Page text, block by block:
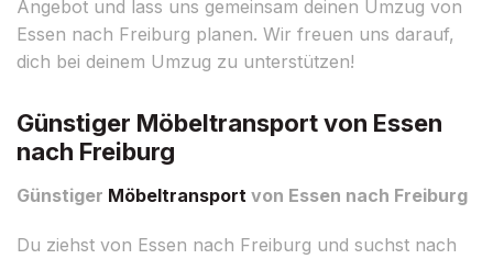
Angebot und lass uns gemeinsam deinen Umzug von
Essen nach Freiburg planen. Wir freuen uns darauf,
dich bei deinem Umzug zu unterstützen!
Günstiger Möbeltransport von Essen
nach Freiburg
Günstiger Möbeltransport von Essen nach Freiburg
Du ziehst von Essen nach Freiburg und suchst nach